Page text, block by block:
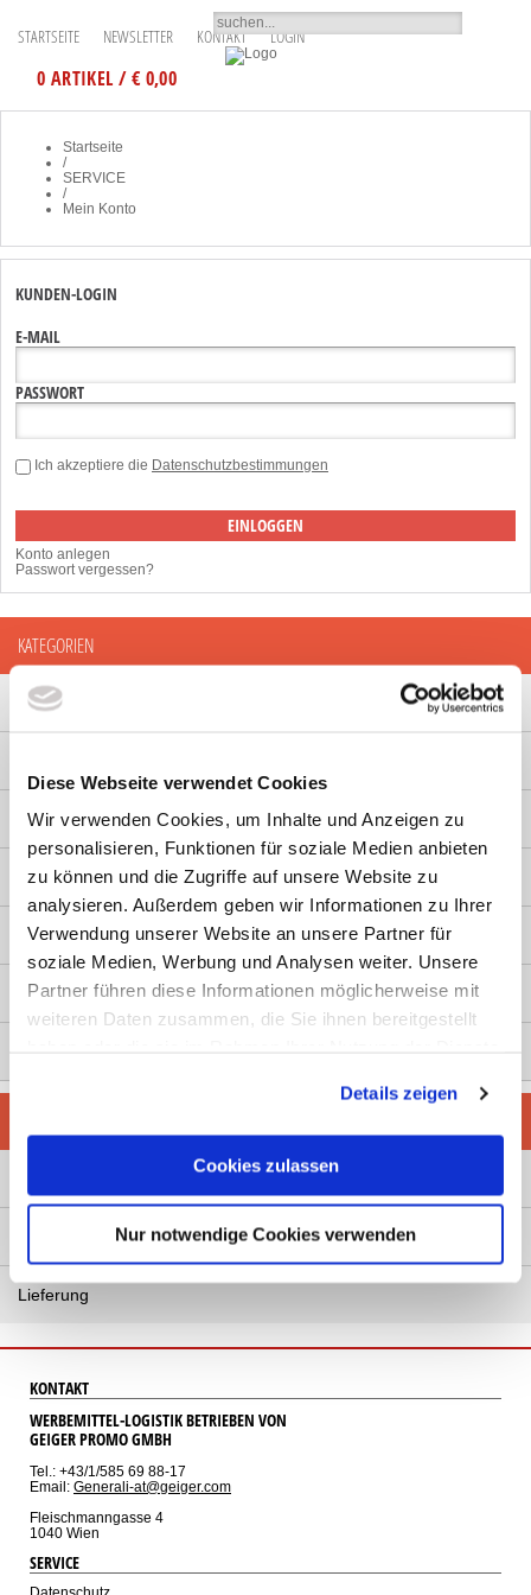
Diese Webseite verwendet Cookies
Wir verwenden Cookies, um Inhalte und Anzeigen zu
personalisieren, Funktionen für soziale Medien anbieten
zu können und die Zugriffe auf unsere Website zu
analysieren. Außerdem geben wir Informationen zu Ihrer
Verwendung unserer Website an unsere Partner für
soziale Medien, Werbung und Analysen weiter. Unsere
Partner führen diese Informationen möglicherweise mit
weiteren Daten zusammen, die Sie ihnen bereitgestellt
Cookies, wenn Sie unsere Webseite weiterhin nutzen.
Details zeigen
Cookies zulassen
Nur notwendige Cookies verwenden
STARTSEITE NEWSLETTER KONTAKT LOGIN
0 ARTIKEL / € 0,00
Startseite
/
SERVICE
/
Mein Konto
KUNDEN-LOGIN
E-MAIL
PASSWORT
Ich akzeptiere die Datenschutzbestimmungen
Konto anlegen
Passwort vergessen?
KATEGORIEN
KALENDER
GIVE-AWAYS
TEXTIL
JUNIOR
Gutscheine
Lieferung
KONTAKT
WERBEMITTEL-LOGISTIK BETRIEBEN VON
GEIGER PROMO GMBH
Tel.: +43/1/585 69 88-17
Email: Generali-at@geiger.com
Fleischmanngasse 4
1040 Wien
SERVICE